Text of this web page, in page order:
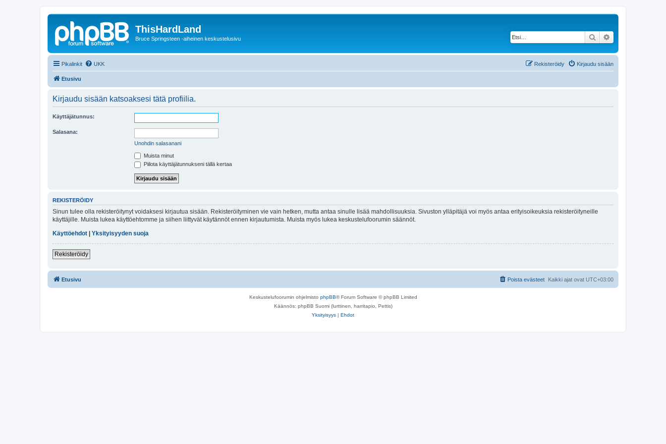
ThisHardLand
Bruce Springsteen -aiheinen keskustelusivu Etsi
Pikalinkit UKK Kirjaudu sisään
Rekisteröidy
Etusivu
Kirjaudu sisään katsoaksesi tätä profiilia.
Käyttäjätunnus:
Salasana:
Unohdin salasanani
Muista minut
Piilota käyttäjätunnukseni tällä kertaa
REKISTERÖIDY
Sinun tulee olla rekisteröitynyt voidaksesi kirjautua sisään. Rekisteröityminen vie vain hetken, mutta antaa sinulle lisää mahdollisuuksia. Sivuston ylläpitäjä voi myös antaa erityisoikeuksia rekisteröityneille
käyttäjille. Muista lukea käyttöehtomme ja siihen liittyvät käytännöt ennen kirjautumista. Muista myös lukea keskustelufoorumin säännöt.
Käyttöehdot
Yksityisyyden suoja
Rekisteröidy
Etusivu Kaikki ajat ovat UTC+03:00
Poista evästeet
Keskustelufoorumin ohjelmisto phpBB® Forum Software © phpBB Limited
Käännös: phpBB Suomi (lurttinen, harritapio, Pettis)
Yksityisyys | Ehdot